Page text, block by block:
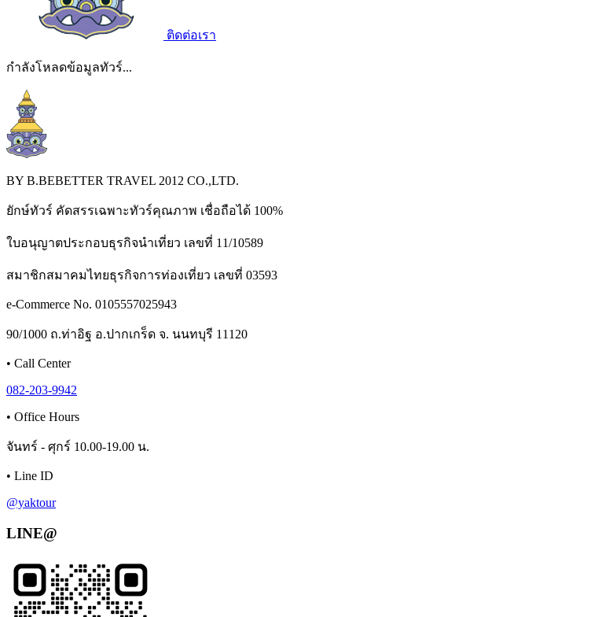
ติดต่อเรา
กำลังโหลดข้อมูลทัวร์...
BY B.BEBETTER TRAVEL 2012 CO.,LTD.
ยักษ์ทัวร์ คัดสรรเฉพาะทัวร์คุณภาพ เชื่อถือได้ 100%
ใบอนุญาตประกอบธุรกิจนำเที่ยว เลขที่ 11/10589
สมาชิกสมาคมไทยธุรกิจการท่องเที่ยว เลขที่ 03593
e-Commerce No. 0105557025943
90/1000 ถ.ท่าอิฐ อ.ปากเกร็ด จ. นนทบุรี 11120
• Call Center
082-203-9942
• Office Hours
จันทร์ - ศุกร์ 10.00-19.00 น.
• Line ID
@yaktour
LINE@